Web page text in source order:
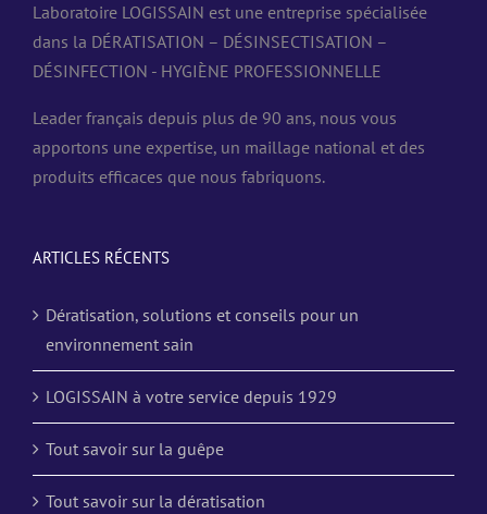
Laboratoire LOGISSAIN est une entreprise spécialisée
dans la DÉRATISATION – DÉSINSECTISATION –
DÉSINFECTION - HYGIÈNE PROFESSIONNELLE
Leader français depuis plus de 90 ans, nous vous
apportons une expertise, un maillage national et des
produits efficaces que nous fabriquons.
ARTICLES RÉCENTS
Dératisation, solutions et conseils pour un
environnement sain
LOGISSAIN à votre service depuis 1929
Tout savoir sur la guêpe
Tout savoir sur la dératisation